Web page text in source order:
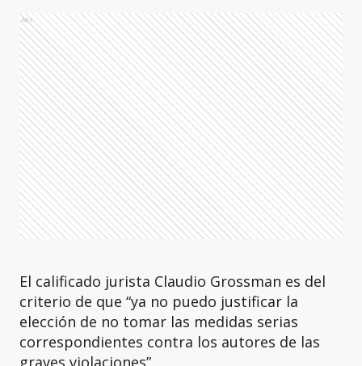
Ads
El calificado jurista Claudio Grossman es del
criterio de que “ya no puedo justificar la
elección de no tomar las medidas serias
correspondientes contra los autores de las
graves violaciones”.